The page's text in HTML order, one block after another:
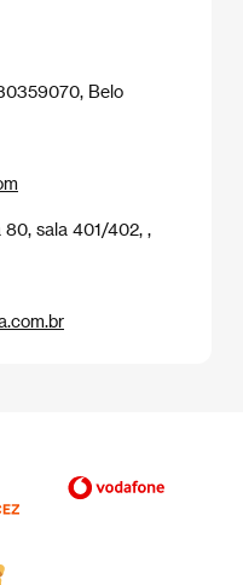
Belo
80, sala 401/402, ,